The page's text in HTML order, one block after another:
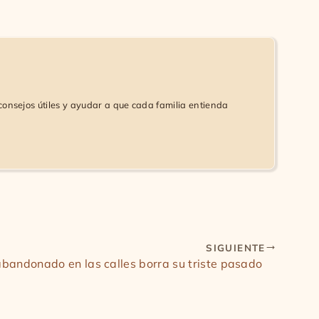
útiles y ayudar a que cada familia entienda
SIGUIENTE
en las calles borra su triste pasado